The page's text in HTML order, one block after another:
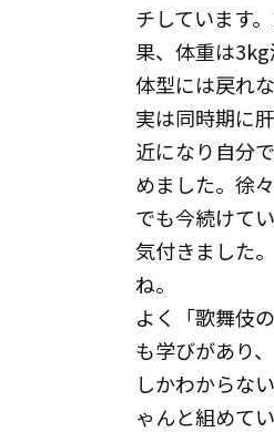
チしています
果、体重は
体型には戻れ
実は同時期に
近になり自分
めました。徐
でも今続けて
気付きました
ね。
よく「歌舞伎
も学びがあり
しかわからな
ゃんと組めて